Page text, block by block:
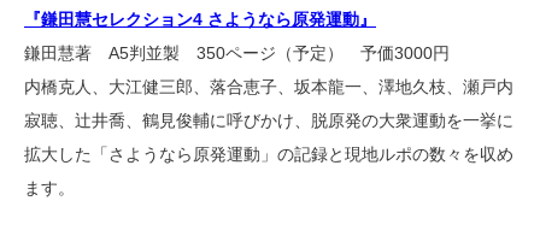
『鎌田慧セレクション4 さようなら原発運動』
鎌田慧著 A5判並製 350ページ（予定） 予価3000円
内橋克人、大江健三郎、落合恵子、坂本龍一、澤地久枝、瀬戸内
寂聴、辻井喬、鶴見俊輔に呼びかけ、脱原発の大衆運動を一挙に
拡大した「さようなら原発運動」の記録と現地ルポの数々を収め
ます。